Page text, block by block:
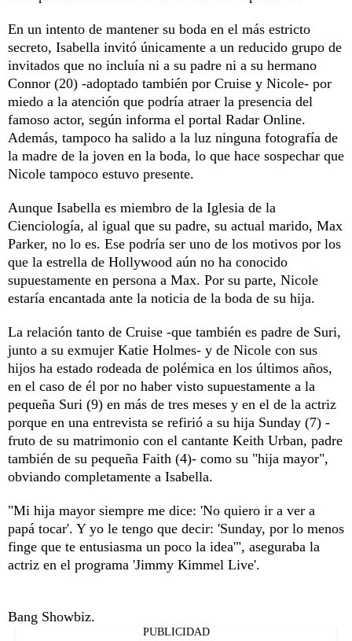
En un intento de mantener su boda en el más estricto
secreto, Isabella invitó únicamente a un reducido grupo de
invitados que no incluía ni a su padre ni a su hermano
Connor (20) -adoptado también por Cruise y Nicole- por
miedo a la atención que podría atraer la presencia del
famoso actor, según informa el portal Radar Online.
Además, tampoco ha salido a la luz ninguna fotografía de
la madre de la joven en la boda, lo que hace sospechar que
Nicole tampoco estuvo presente.
Aunque Isabella es miembro de la Iglesia de la
Cienciología, al igual que su padre, su actual marido, Max
Parker, no lo es. Ese podría ser uno de los motivos por los
que la estrella de Hollywood aún no ha conocido
supuestamente en persona a Max. Por su parte, Nicole
estaría encantada ante la noticia de la boda de su hija.
La relación tanto de Cruise -que también es padre de Suri,
junto a su exmujer Katie Holmes- y de Nicole con sus
hijos ha estado rodeada de polémica en los últimos años,
en el caso de él por no haber visto supuestamente a la
pequeña Suri (9) en más de tres meses y en el de la actriz
porque en una entrevista se refirió a su hija Sunday (7) -
fruto de su matrimonio con el cantante Keith Urban, padre
también de su pequeña Faith (4)- como su "hija mayor",
obviando completamente a Isabella.
"Mi hija mayor siempre me dice: 'No quiero ir a ver a
papá tocar'. Y yo le tengo que decir: 'Sunday, por lo menos
finge que te entusiasma un poco la idea'", aseguraba la
actriz en el programa 'Jimmy Kimmel Live'.
Bang Showbiz.
PUBLICIDAD